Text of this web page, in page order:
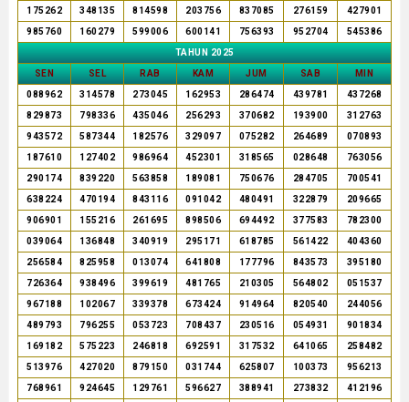
175262 348135 814598 203756 837085 276159 427901
985760 160279 599006 600141 756393 952704 545386
TAHUN 2025
SEN SEL RAB KAM JUM SAB MIN
088962 314578 273045 162953 286474 439781 437268
829873 798336 435046 256293 370682 193900 312763
943572 587344 182576 329097 075282 264689 070893
187610 127402 986964 452301 318565 028648 763056
290174 839220 563858 189081 750676 284705 700541
638224 470194 843116 091042 480491 322879 209665
906901 155216 261695 898506 694492 377583 782300
039064 136848 340919 295171 618785 561422 404360
256584 825958 013074 641808 177796 843573 395180
726364 938496 399619 481765 210305 564802 051537
967188 102067 339378 673424 914964 820540 244056
489793 796255 053723 708437 230516 054931 901834
169182 575223 246818 692591 317532 641065 258482
513976 427020 879150 031744 625807 100373 956213
768961 924645 129761 596627 388941 273832 412196